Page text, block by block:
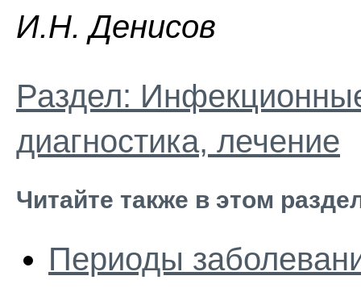
И.H. Дeниcoв
Раздел:
диагностика, лечение
Читайте также в этом
Периоды